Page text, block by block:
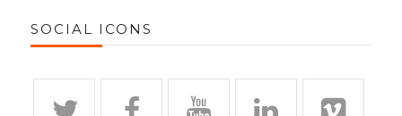
SOCIAL ICONS